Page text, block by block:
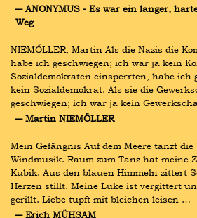
― ANONYMUS - Es war ein langer,
Weg
NIEMŐLLER, Martin Als die Nazis die
habe ich geschwiegen; ich war ja kein
Sozialdemokraten einsperrten, habe ich
kein Sozialdemokrat. Als sie die
geschwiegen; ich war ja kein
― Martin NIEMÖLLER
Mein Gefängnis Auf dem Meere tanzt
Windmusik. Raum zum Tanz hat meine
Kubik. Aus den blauen Himmeln zittert
Herzen stillt. Meine Luke ist vergittert
gerillt. Liebe tupft mit bleichen leisen …
― Erich MÜHSAM